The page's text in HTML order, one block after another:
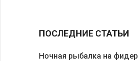
ПОСЛЕДНИЕ СТАТЬИ
Ночная рыбалка на фидер